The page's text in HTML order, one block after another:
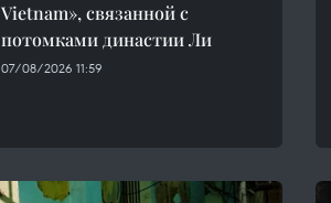
Vietnam», связанной с
потомками династии Ли
07/08/2026 11:59